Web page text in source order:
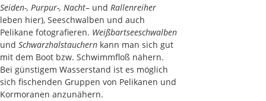
Seiden-, Purpur-, Nacht– und Rallenreiher
leben hier), Seeschwalben und auch
Pelikane fotografieren. Weißbartseeschwalben
und Schwarzhalstauchern kann man sich gut
mit dem Boot bzw. Schwimmfloß nähern.
Bei günstigem Wasserstand ist es möglich
sich fischenden Gruppen von Pelikanen und
Kormoranen anzunähern.